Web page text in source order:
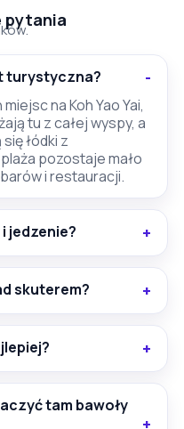
pytania
turystyczna?
na Koh Yao Yai,
tu z całej wyspy, a
łódki z
pozostaje mało
i restauracji.
jedzenie?
skuterem?
tam bawoły